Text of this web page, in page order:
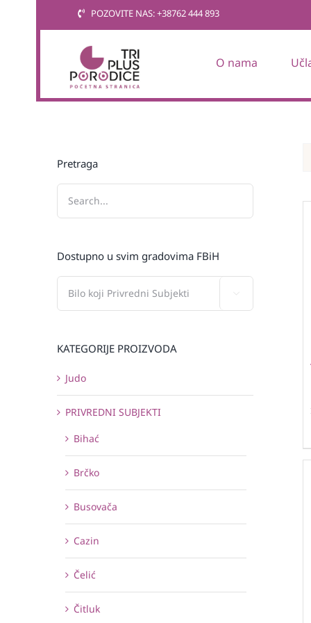
POZOVITE NAS: +38762 444 893
O nama
Pretraga
Dostupno u svim gradovima FBiH
KATEGORIJE PROIZVODA
Judo
PRIVREDNI SUBJEKTI
Bihać
Brčko
Busovača
Cazin
Čelić
Čitluk